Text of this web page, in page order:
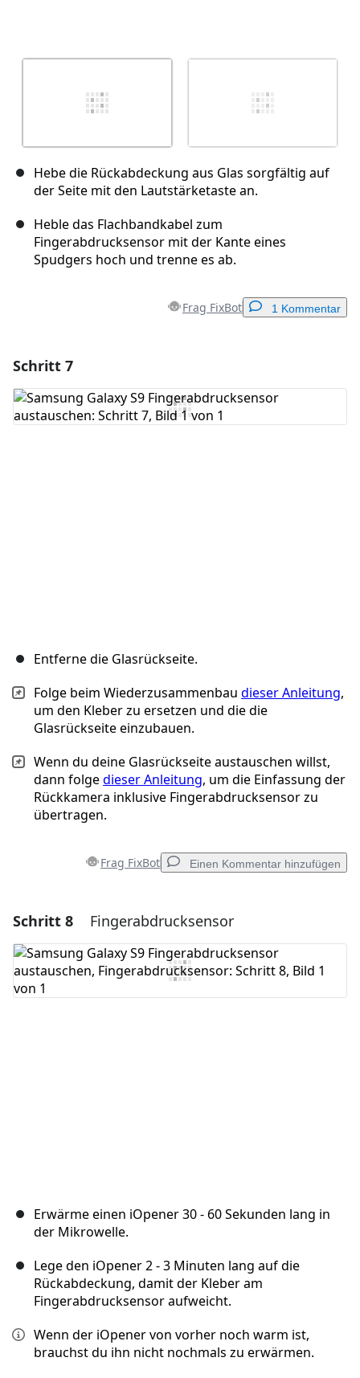
Hebe die Rückabdeckung aus Glas sorgfältig auf
der Seite mit den Lautstärketaste an.
Heble das Flachbandkabel zum
Fingerabdrucksensor mit der Kante eines
Spudgers hoch und trenne es ab.
Frag FixBot 1 Kommentar
Kommentar hinzufügen
Schritt 7
Entferne die Glasrückseite.
Folge beim Wiederzusammenbau dieser Anleitung,
um den Kleber zu ersetzen und die die
Glasrückseite einzubauen.
Wenn du deine Glasrückseite austauschen willst,
dann folgedieser Anleitung, um die Einfassung der
Rückkamera inklusive Fingerabdrucksensor zu
übertragen.
Frag FixBot Einen Kommentar hinzufügen
Einen Kommentar hinzufügen
Kommentar hinzufügen
Schritt 8 Fingerabdrucksensor
Erwärme einen iOpener 30 - 60 Sekunden lang in
der Mikrowelle.
Lege den iOpener 2 - 3 Minuten lang auf die
Rückabdeckung, damit der Kleber am
Fingerabdrucksensor aufweicht.
Wenn der iOpener von vorher noch warm ist,
brauchst du ihn nicht nochmals zu erwärmen.